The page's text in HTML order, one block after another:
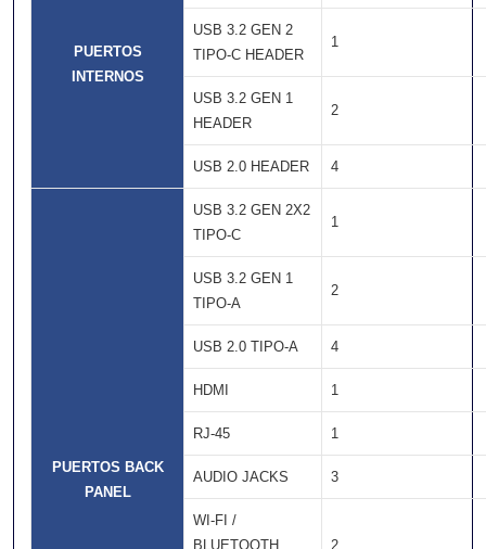
PUERTOS
INTERNOS
USB 3.2 GEN 2
TIPO-C HEADER
1
USB 3.2 GEN 1
HEADER
2
USB 2.0 HEADER 4
PUERTOS BACK
PANEL
USB 3.2 GEN 2X2
TIPO-C
1
USB 3.2 GEN 1
TIPO-A
2
USB 2.0 TIPO-A 4
HDMI 1
RJ-45 1
AUDIO JACKS 3
WI-FI /
BLUETOOTH
2